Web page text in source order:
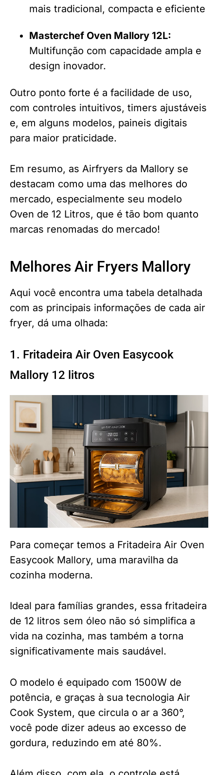
mais tradicional, compacta e eficiente
Masterchef Oven Mallory 12L:
Multifunção com capacidade ampla e
design inovador.
Outro ponto forte é a facilidade de uso,
com controles intuitivos, timers ajustáveis
e, em alguns modelos, paineis digitais
para maior praticidade.
Em resumo, as Airfryers da Mallory se
destacam como uma das melhores do
mercado, especialmente seu modelo
Oven de 12 Litros, que é tão bom quanto
marcas renomadas do mercado!
Melhores Air Fryers Mallory
Aqui você encontra uma tabela detalhada
com as principais informações de cada air
fryer, dá uma olhada:
1. Fritadeira Air Oven Easycook
Mallory 12 litros
Para começar temos a Fritadeira Air Oven
Easycook Mallory, uma maravilha da
cozinha moderna.
Ideal para famílias grandes, essa fritadeira
de 12 litros sem óleo não só simplifica a
vida na cozinha, mas também a torna
significativamente mais saudável.
O modelo é equipado com 1500W de
potência, e graças à sua tecnologia Air
Cook System, que circula o ar a 360°,
você pode dizer adeus ao excesso de
gordura, reduzindo em até 80%.